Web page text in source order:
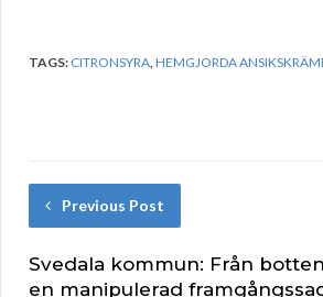
TAGS: CITRONSYRA HEMGJORDA
Previous Post
Svedala kommun: Från
en manipulerad